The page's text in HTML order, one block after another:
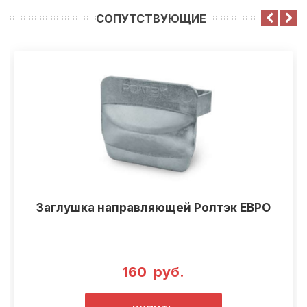
CОПУТСТВУЮЩИЕ
Заглушка направляющей Ролтэк ЕВРО
160 руб.